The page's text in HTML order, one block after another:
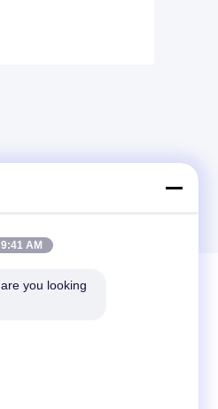
9:41 AM
you looking